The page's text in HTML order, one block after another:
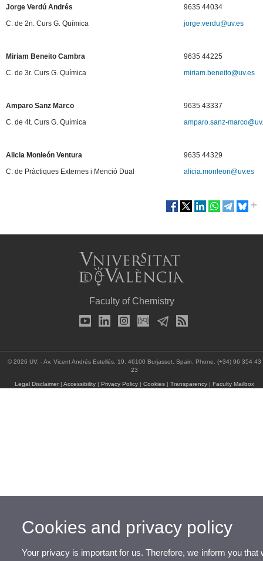
Jorge Verdú Andrés
9635 44034
C. de 2n. Curs G. Química
jorge.verdu@uv.es
Miriam Beneito Cambra
9635 44225
C. de 3r. Curs G. Química
miriam.beneito@uv.es
Amparo Sanz Marco
9635 43337
C. de 4t. Curs G. Química
amparo.sanz-
Alicia Monleón Ventura
9635 44329
C. de Pràctiques Externes i Menció Dual
alicia.monleon@uv.es
Faculty of Chemistry
© 2026 UV. - Av. Vicent Andrés Estellés, 19. 46100 Burjassot. Spain. Phone. (+34) 96 354 43
23
Legal Disclaimer| Accessibility| Privacy Policy| Cookies| Transparency| Faculty Mailbox
Cookies and privacy policy
Your privacy is important for us. Therefore, we inform you that